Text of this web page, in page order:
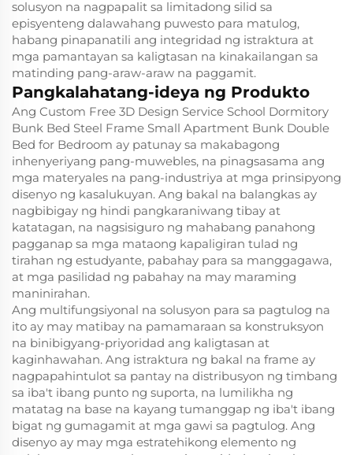
solusyon na nagpapalit sa limitadong silid sa
episyenteng dalawahang puwesto para matulog,
habang pinapanatili ang integridad ng istraktura at
mga pamantayan sa kaligtasan na kinakailangan sa
matinding pang-araw-araw na paggamit.
Pangkalahatang-ideya ng Produkto
Ang Custom Free 3D Design Service School Dormitory
Bunk Bed Steel Frame Small Apartment Bunk Double
Bed for Bedroom ay patunay sa makabagong
inhenyeriyang pang-muwebles, na pinagsasama ang
mga materyales na pang-industriya at mga prinsipyong
disenyo ng kasalukuyan. Ang bakal na balangkas ay
nagbibigay ng hindi pangkaraniwang tibay at
katatagan, na nagsisiguro ng mahabang panahong
pagganap sa mga mataong kapaligiran tulad ng
tirahan ng estudyante, pabahay para sa manggagawa,
at mga pasilidad ng pabahay na may maraming
maninirahan.
Ang multifungsiyonal na solusyon para sa pagtulog na
ito ay may matibay na pamamaraan sa konstruksyon
na binibigyang-priyoridad ang kaligtasan at
kaginhawahan. Ang istraktura ng bakal na frame ay
nagpapahintulot sa pantay na distribusyon ng timbang
sa iba't ibang punto ng suporta, na lumilikha ng
matatag na base na kayang tumanggap ng iba't ibang
bigat ng gumagamit at mga gawi sa pagtulog. Ang
disenyo ay may mga estratehikong elemento ng